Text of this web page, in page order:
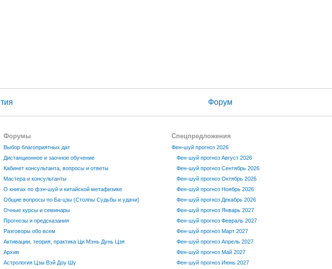
Форум
Форумы
Выбор благоприятных дат
Дистанционное и заочное обучение
Кабинет консультанта, вопросы и ответы
Мастера и консультанты
О книгах по фэн-шуй и китайской метафизике
Общие вопросы по Ба-цзы (Столпы Судьбы и удачи)
Очные курсы и семинары
Прогнозы и предсказания
Разговоры обо всем
Активации, теория, практика Ци Мэнь Дунь Цзя
Архив
Астрология Цзы Вэй Доу Шу
Спецпредложения
Фен-шуй прогноз 2026
Фен-шуй прогноз Август 2026
Фен-шуй прогноз Сентябрь 2026
Фен-шуй прогноз Октябрь 2026
Фен-шуй прогноз Ноябрь 2026
Фен-шуй прогноз Декабрь 2026
Фен-шуй прогноз Январь 2027
Фен-шуй прогноз Февраль 2027
Фен-шуй прогноз Март 2027
Фен-шуй прогноз Апрель 2027
Фен-шуй прогноз Май 2027
Фен-шуй прогноз Июнь 2027